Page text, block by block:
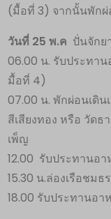
(มื้อที่ 3) จากนั้นพักผ่
วันที่ 25 พ.ค ปั่นจักย
06.00 น. รับประทาน
มื้อที่ 4)
07.00 น. พักผ่อนเดิ
สีเสียงทอง หรือ วัด
เพ็ญ
12.00 รับประทานอา
15.30 น.ล่องเรือชม
18.00 รับประทานอ